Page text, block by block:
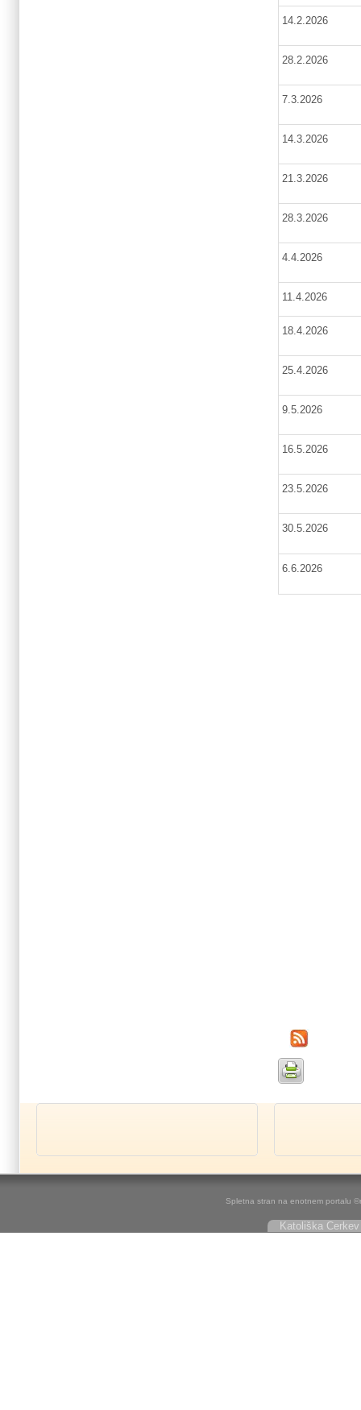
14.2.2026
28.2.2026
7.3.2026
14.3.2026
21.3.2026
28.3.2026
4.4.2026
11.4.2026
18.4.2026
25.4.2026
9.5.2026
16.5.2026
23.5.2026
30.5.2026
6.6.2026
Spletna stran na enotnem portalu
Katoliška